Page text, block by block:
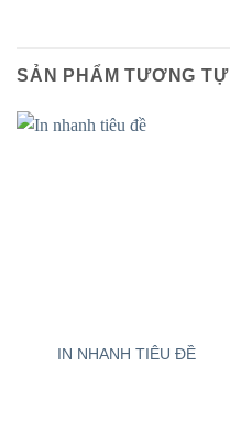
SẢN PHẨM TƯƠNG TỰ
IN NHANH TIÊU ĐỀ